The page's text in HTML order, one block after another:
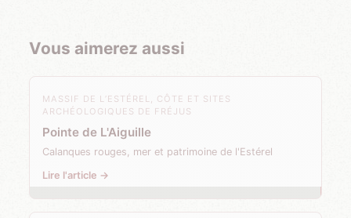
Vous aimerez aussi
MASSIF DE L’ESTÉREL, CÔTE ET SITES
ARCHÉOLOGIQUES DE FRÉJUS
Pointe de L'Aiguille
Calanques rouges, mer et patrimoine de l'Estérel
Lire l'article →